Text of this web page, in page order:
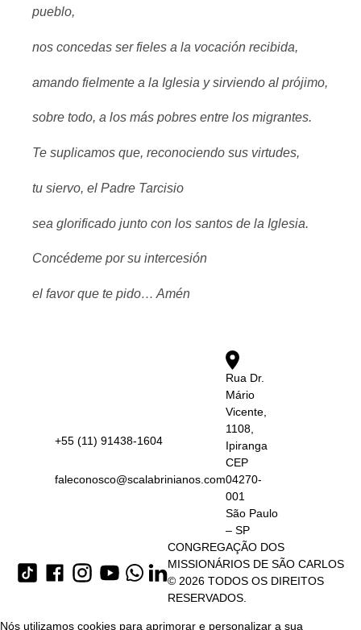
pueblo,
nos concedas ser fieles a la vocación recibida,
amando fielmente a la Iglesia y sirviendo al prójimo,
sobre todo, a los más pobres entre los migrantes.
Te suplicamos que, reconociendo sus virtudes,
tu siervo, el Padre Tarcisio
sea glorificado junto con los santos de la Iglesia.
Concédeme por su intercesión
el favor que te pido… Amén
+55 (11) 91438-1604
faleconosco@scalabrinianos.com
Rua Dr.
Mário
Vicente,
1108,
Ipiranga
CEP
04270-
001
São Paulo
– SP
CONGREGAÇÃO DOS
MISSIONÁRIOS DE SÃO CARLOS
© 2026 TODOS OS DIREITOS
RESERVADOS.
Nós utilizamos cookies para aprimorar e personalizar a sua